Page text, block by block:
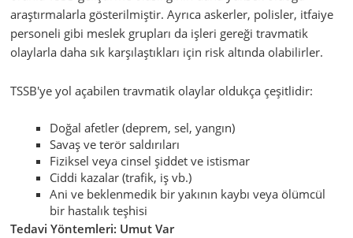
araştırmalarla gösterilmiştir. Ayrıca askerler, polisler, itfaiye
personeli gibi meslek grupları da işleri gereği travmatik
olaylarla daha sık karşılaştıkları için risk altında olabilirler.
TSSB'ye yol açabilen travmatik olaylar oldukça çeşitlidir:
Doğal afetler (deprem, sel, yangın)
Savaş ve terör saldırıları
Fiziksel veya cinsel şiddet ve istismar
Ciddi kazalar (trafik, iş vb.)
Ani ve beklenmedik bir yakının kaybı veya ölümcül
bir hastalık teşhisi
Tedavi Yöntemleri: Umut Var